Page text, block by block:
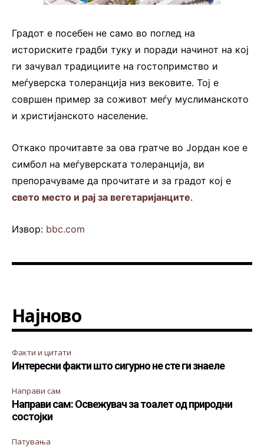
Градот е посебен не само во поглед на
историските градби туку и поради начинот на кој
ги зачувал традициите на гостопримство и
меѓуверска толеранција низ вековите. Тој е
совршен пример за соживот меѓу муслиманското
и христијанското население.
Откако прочитавте за ова гратче во Јордан кое е
симбол на меѓуверската толеранција, ви
препорачуваме да прочитате и за градот кој е
свето место и рај за вегетаријанците.
Извор: bbc.com
Најново
Факти и цитати
Интересни факти што сигурно не сте ги знаеле
Направи сам
Направи сам: Освежувач за тоалет од природни
состојки
Патувања